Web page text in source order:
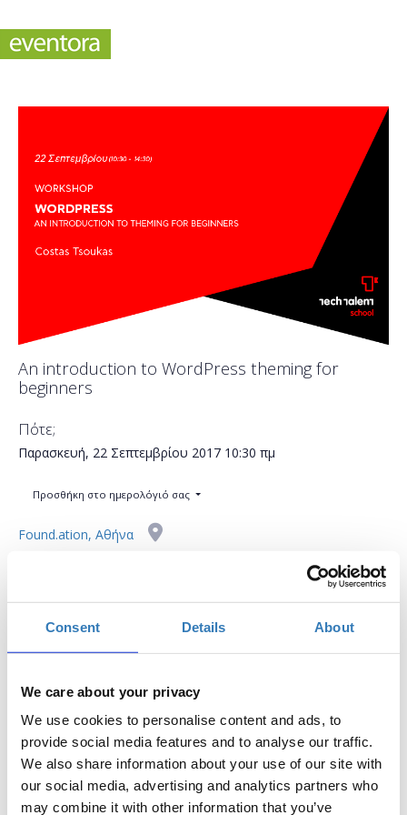
Consent Details About
We care about your privacy
We use cookies to personalise content and ads, to
provide social media features and to analyse our traffic.
We also share information about your use of our site with
our social media, advertising and analytics partners who
may combine it with other information that you’ve
An introduction to WordPress theming for
beginners
Πότε;
Παρασκευή, 22 Σεπτεμβρίου 2017 10:30 πμ
Προσθήκη στο ημερολόγιό σας
Found.ation, Αθήνα
Η δημιουργία ενός θέματος για το WordPress είναι
πιο εύκολη από ποτέ στις μέρες μας (θεωρητικά, ένα
αρχείο index.php και ένα αρχείο style.css είναι το